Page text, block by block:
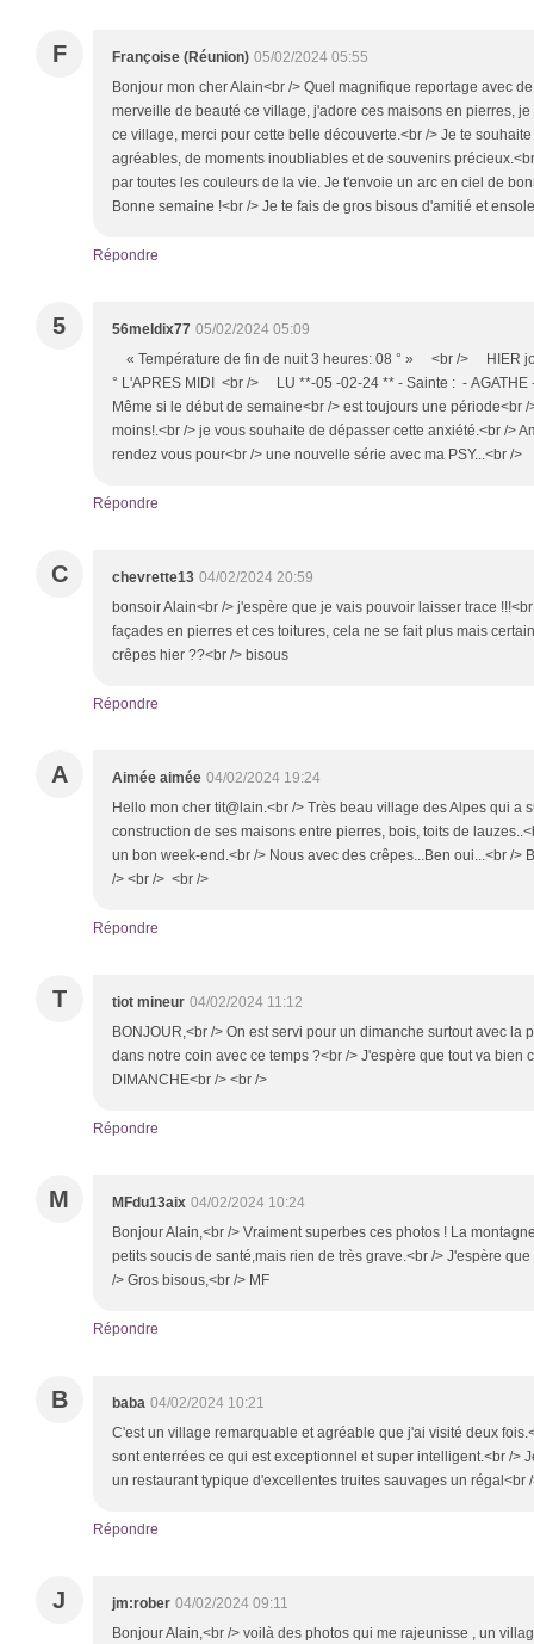
F Françoise (Réunion) 05/02/2024 05:55
Bonjour mon cher Alain<br /> Quel magnifique reportage avec
merveille de beauté ce village, j'adore ces maisons en pierres,
ce village, merci pour cette belle découverte.<br /> Je te
agréables, de moments inoubliables et de souvenirs
par toutes les couleurs de la vie. Je t'envoie un arc en ciel de
Bonne semaine !<br /> Je te fais de gros bisous d'amitié et
Répondre
5 56meldix77 05/02/2024 05:09
« Température de fin de nuit 3 heures: 08 ° » <br /> HIER
° L'APRES MIDI <br /> LU **-05 -02-24 ** - Sainte : -
Même si le début de semaine<br /> est toujours une période<br
moins!.<br /> je vous souhaite de dépasser cette anxiété.<br />
rendez vous pour<br /> une nouvelle série avec ma PSY...<br
Répondre
C chevrette13 04/02/2024 20:59
bonsoir Alain<br /> j'espère que je vais pouvoir laisser trace
façades en pierres et ces toitures, cela ne se fait plus mais
crêpes hier ??<br /> bisous
Répondre
A Aimée aimée 04/02/2024 19:24
Hello mon cher tit@lain.<br /> Très beau village des Alpes qui a
construction de ses maisons entre pierres, bois, toits de
un bon week-end.<br /> Nous avec des crêpes...Ben oui...<br />
/> <br /> <br />
Répondre
T tiot mineur 04/02/2024 11:12
BONJOUR,<br /> On est servi pour un dimanche surtout avec la
dans notre coin avec ce temps ?<br /> J'espère que tout va bien
DIMANCHE<br /> <br />
Répondre
M MFdu13aix 04/02/2024 10:24
Bonjour Alain,<br /> Vraiment superbes ces photos ! La
petits soucis de santé,mais rien de très grave.<br /> J'espère
/> Gros bisous,<br /> MF
Répondre
B baba 04/02/2024 10:21
C'est un village remarquable et agréable que j'ai visité deux
sont enterrées ce qui est exceptionnel et super intelligent.<br />
un restaurant typique d'excellentes truites sauvages un régal<br
Répondre
J jm:rober 04/02/2024 09:11
Bonjour Alain,<br /> voilà des photos qui me rajeunisse , un